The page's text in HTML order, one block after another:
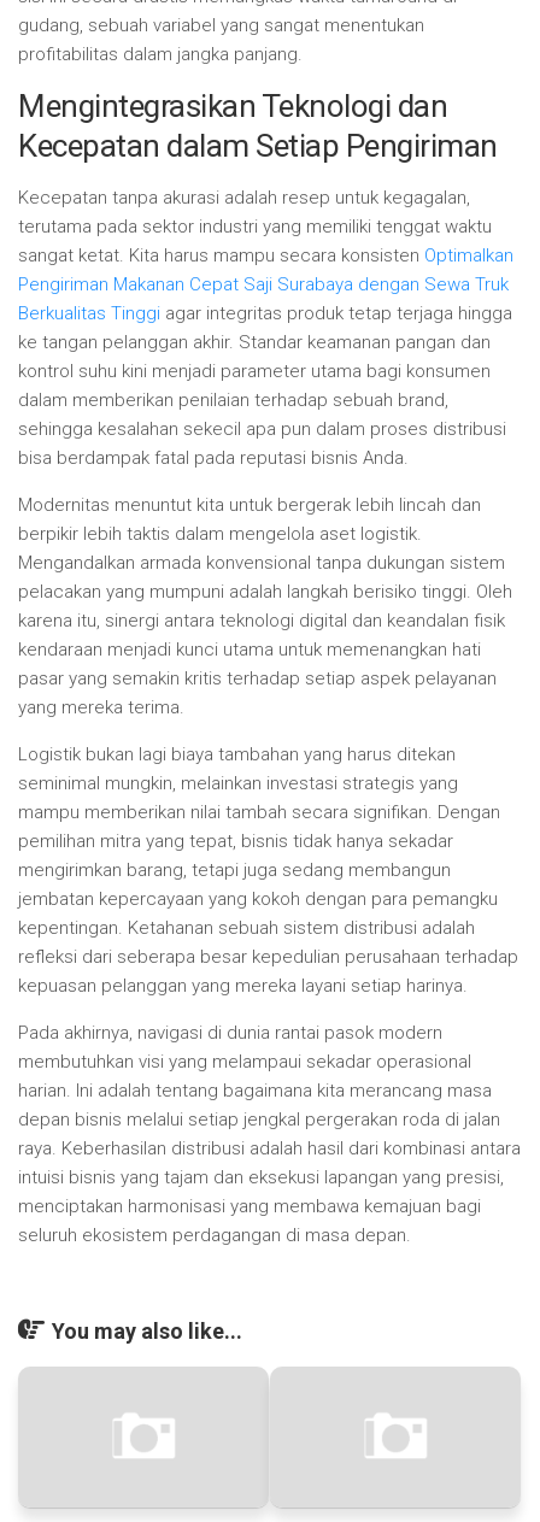
gudang, sebuah variabel yang sangat menentukan
profitabilitas dalam jangka panjang.
Mengintegrasikan Teknologi dan
Kecepatan dalam Setiap Pengiriman
Kecepatan tanpa akurasi adalah resep untuk kegagalan,
terutama pada sektor industri yang memiliki tenggat waktu
sangat ketat. Kita harus mampu secara konsisten Optimalkan
Pengiriman Makanan Cepat Saji Surabaya dengan Sewa Truk
Berkualitas Tinggi agar integritas produk tetap terjaga hingga
ke tangan pelanggan akhir. Standar keamanan pangan dan
kontrol suhu kini menjadi parameter utama bagi konsumen
dalam memberikan penilaian terhadap sebuah brand,
sehingga kesalahan sekecil apa pun dalam proses distribusi
bisa berdampak fatal pada reputasi bisnis Anda.
Modernitas menuntut kita untuk bergerak lebih lincah dan
berpikir lebih taktis dalam mengelola aset logistik.
Mengandalkan armada konvensional tanpa dukungan sistem
pelacakan yang mumpuni adalah langkah berisiko tinggi. Oleh
karena itu, sinergi antara teknologi digital dan keandalan fisik
kendaraan menjadi kunci utama untuk memenangkan hati
pasar yang semakin kritis terhadap setiap aspek pelayanan
yang mereka terima.
Logistik bukan lagi biaya tambahan yang harus ditekan
seminimal mungkin, melainkan investasi strategis yang
mampu memberikan nilai tambah secara signifikan. Dengan
pemilihan mitra yang tepat, bisnis tidak hanya sekadar
mengirimkan barang, tetapi juga sedang membangun
jembatan kepercayaan yang kokoh dengan para pemangku
kepentingan. Ketahanan sebuah sistem distribusi adalah
refleksi dari seberapa besar kepedulian perusahaan terhadap
kepuasan pelanggan yang mereka layani setiap harinya.
Pada akhirnya, navigasi di dunia rantai pasok modern
membutuhkan visi yang melampaui sekadar operasional
harian. Ini adalah tentang bagaimana kita merancang masa
depan bisnis melalui setiap jengkal pergerakan roda di jalan
raya. Keberhasilan distribusi adalah hasil dari kombinasi antara
intuisi bisnis yang tajam dan eksekusi lapangan yang presisi,
menciptakan harmonisasi yang membawa kemajuan bagi
seluruh ekosistem perdagangan di masa depan.
You may also like...